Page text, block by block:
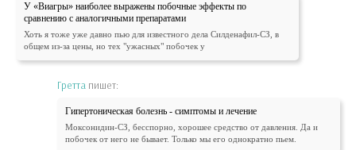
У «Виагры» наиболее выражены побочные эффекты по
сравнению с аналогичными препаратами
Хоть я тоже уже давно пью для известного дела Силденафил-СЗ, в
общем из-за цены, но тех "ужасных" побочек у
Гретта пишет:
Гипертоническая болезнь - симптомы и лечение
Моксонидин-СЗ, бесспорно, хорошее средство от давления. Да и
побочек от него не бывает. Только мы его однократно пьем.